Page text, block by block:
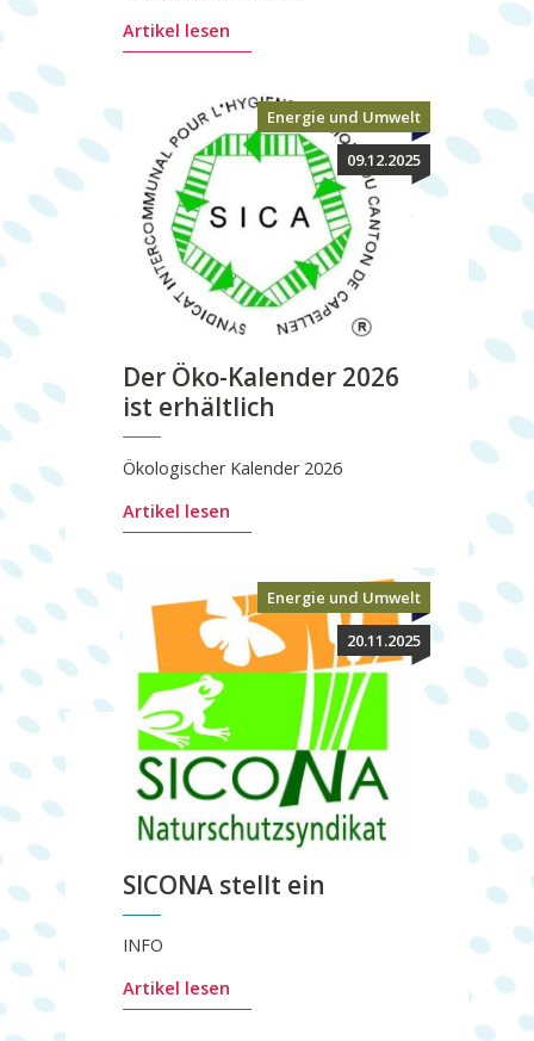
Artikel lesen
09.12.2025
Energie und Umwelt
Der Öko-Kalender 2026
ist erhältlich
Ökologischer Kalender 2026
Artikel lesen
20.11.2025
Energie und Umwelt
SICONA stellt ein
INFO
Artikel lesen